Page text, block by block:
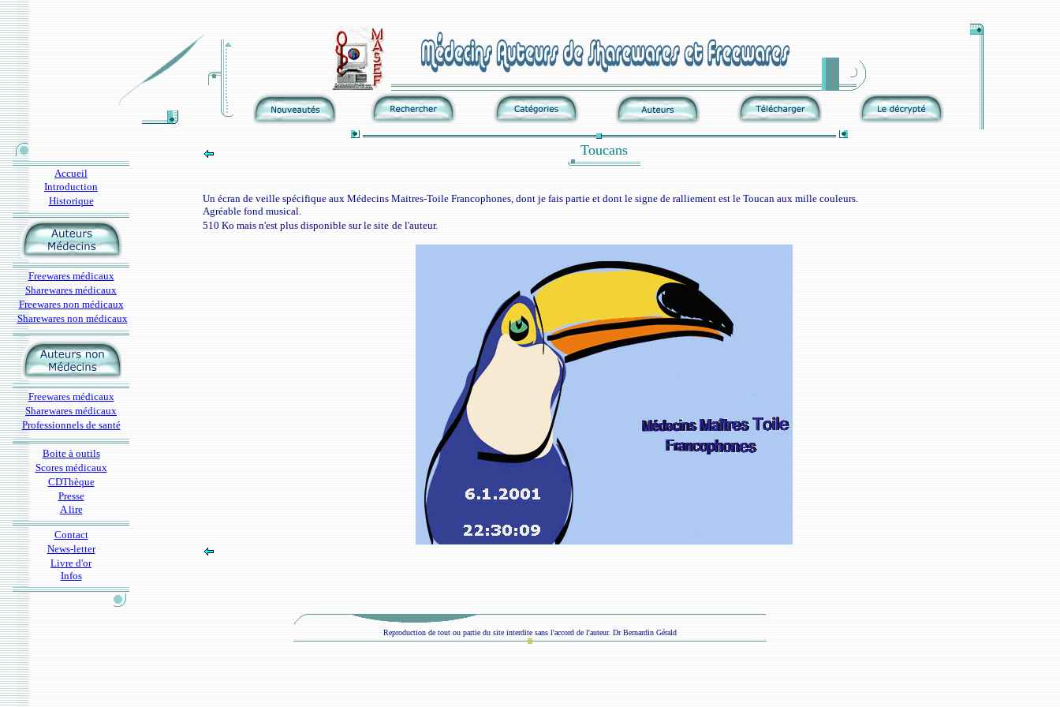
Accueil
Introduction
Historique
Freewares médicaux
Sharewares médicaux
Freewares non médicaux
Sharewares non médicaux
Freewares médicaux
Sharewares médicaux
Professionnels de santé
Boite à outils
Scores médicaux
CDThèque
Presse
A lire
Contact
News-letter
Livre d'or
Infos
Toucans
Un écran de veille spécifique aux Médecins Maitres-Toile Francophones, dont je fais partie et dont le signe de ralliement est le Toucan aux mille couleurs.
Agréable fond musical.
510 Ko mais n'est plus disponible sur le site de l'auteur.
Reproduction de tout ou partie du site interdite sans l'accord de l'auteur. Dr Bernardin Gérald